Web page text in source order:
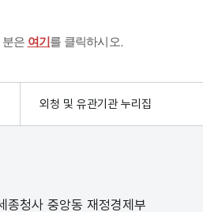
은 여기를 클릭하시오.
외청 및 유관기관 누리집
청사 중앙동 재정경제부